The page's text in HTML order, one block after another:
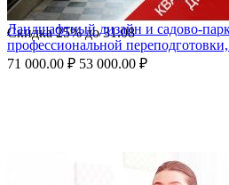
Скидка25%до31.08
Ландшафтный дизайн и садово-
профессиональной
71 000.00 ₽ 53 000.00 ₽